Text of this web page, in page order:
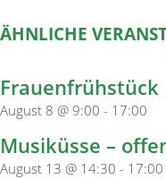
ÄHNLICHE
Frauenfrühstück
August 8 @ 9:00 - 17:00
Musiküsse –
August 13 @ 14:30 - 17:00